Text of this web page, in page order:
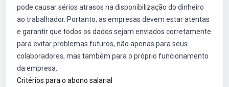
pode causar sérios atrasos na disponibilização do dinheiro
ao trabalhador. Portanto, as empresas devem estar atentas
e garantir que todos os dados sejam enviados corretamente
para evitar problemas futuros, não apenas para seus
colaboradores, mas também para o próprio funcionamento
da empresa.
Critérios para o abono salarial